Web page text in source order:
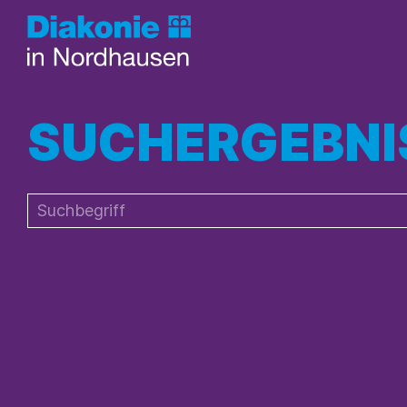
Suchbegriffe